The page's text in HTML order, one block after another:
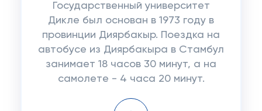
Государственный университет
Дикле был основан в 1973 году в
провинции Диярбакыр. Поездка на
автобусе из Диярбакыра в Стамбул
занимает 18 часов 30 минут, а на
самолете - 4 часа 20 минут.